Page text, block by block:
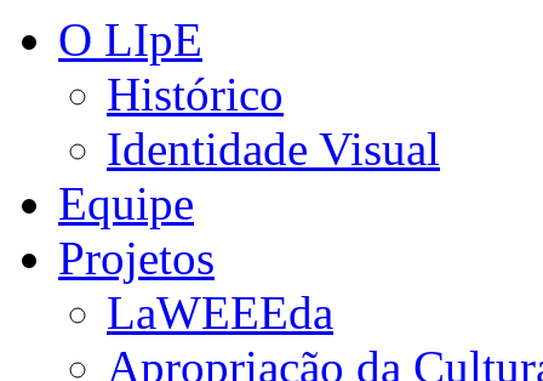
O LIpE
Histórico
Identidade Visual
Equipe
Projetos
LaWEEEda
Apropriação da